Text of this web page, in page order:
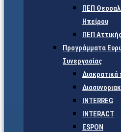
ΠΕΠ
Ηπείρου
ΠΕΠ
Προγράμματα
Συνεργασίας
INTERREG
INTERACT
ESPON